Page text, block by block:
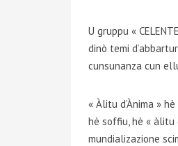
U gruppu «
dinò temi
cunsunanza cun
« Àlitu d’Ànima »
hè soffiu, hè « àlitu
mundializazione